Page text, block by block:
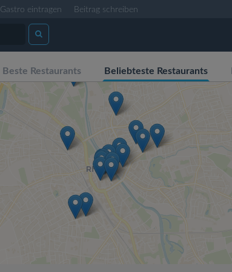
Gastro eintragen Beitrag schreiben
Beste Restaurants Beliebteste Restaurants